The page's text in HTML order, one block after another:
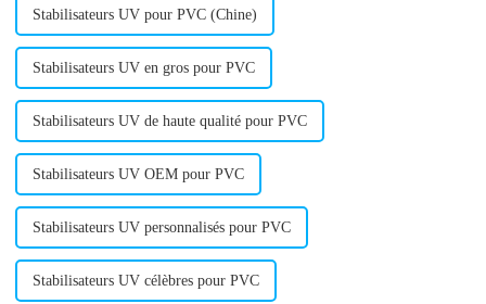
Stabilisateurs UV pour PVC (Chine)
Stabilisateurs UV en gros pour PVC
Stabilisateurs UV de haute qualité pour PVC
Stabilisateurs UV OEM pour PVC
Stabilisateurs UV personnalisés pour PVC
Stabilisateurs UV célèbres pour PVC